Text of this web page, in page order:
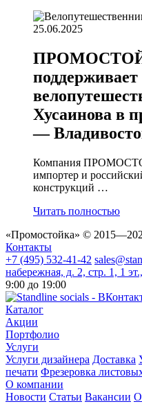
25.06.2025
поддерживает
Хусаинова в
—
Компания
импортер и
конструкций …
Читать полностью
«Промостойка» ©
Контакты
+7 (495) 532-41-42
набережная, д. 2, стр. 1, 1
9:00 до 19:00
Каталог
Акции
Портфолио
Услуги
Услуги дизайнера Доставка
печати Фрезеровка
О компании
Новости Статьи Вакансии